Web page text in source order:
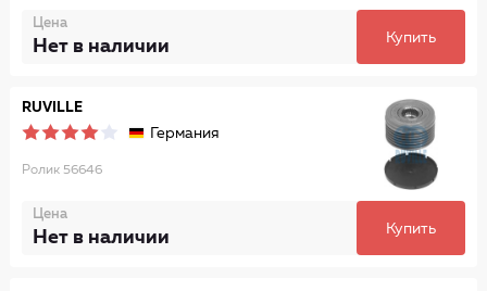
Цена
Нет в наличии Купить
RUVILLE
Германия
Ролик 56646
Цена
Нет в наличии Купить